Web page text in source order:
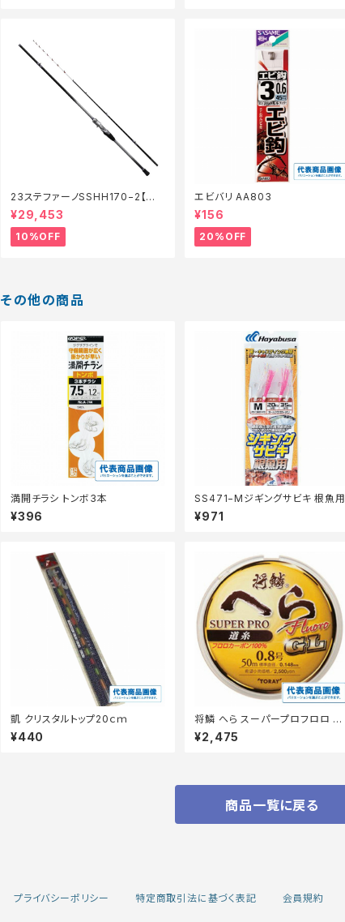
23ステファーノSSHH170−2【継
続セール_ロッド】【10】
¥29,453
10%OFF
エビバリ AA803
¥156
20%OFF
その他の商品
満開チラシ トンボ3本
¥396
SS471−Mジギングサビキ 根魚用
¥971
凱 クリスタルトップ20ｃｍ
¥440
将鱗 へら スーパープロフロロ 道
糸GL 0.8号
¥2,475
商品一覧に戻る
プライバシーポリシー 特定商取引法に基づく表記 会員規約